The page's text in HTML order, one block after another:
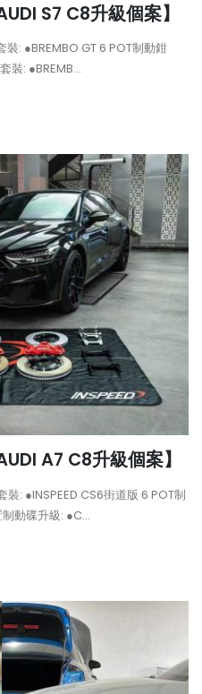
S7 C8升級個案】
裝: ●BREMBO GT 6 POT制動鉗
裝: ●BREMB...
A7 C8升級個案】
裝: ●INSPEED CS6街道版 6 POT制
動碟升級: ●C...
【真正碳為觀止!! McLaren
720S升級攻略】
Instagram Reels】
【全球限量一部!! McLaren
650S Project Kilo升級攻